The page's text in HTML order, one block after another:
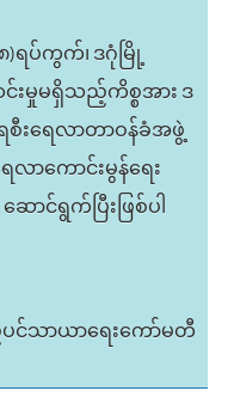
)ရပ်ကွက်၊ ဒဂုံမြို့
းမှုမရှိသည့်ကိစ္စအား ဒ
စီးရေလာတာဝန်ခံအဖွဲ့
လာကောင်းမွန်ရေး
ာင်ရွက်ပြီးဖြစ်ပါ
င်သာယာရေးကော်မတီ